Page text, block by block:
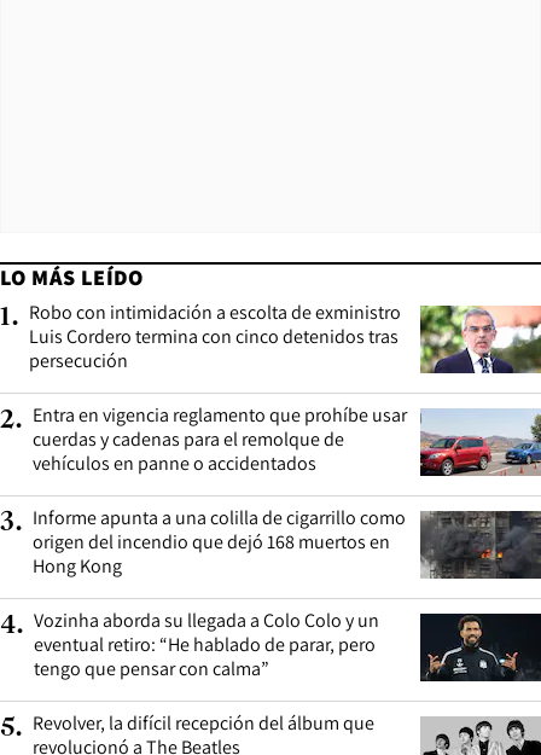
LO MÁS LEÍDO
1. Robo con intimidación a escolta de exministro
Luis Cordero termina con cinco detenidos tras
persecución
2. Entra en vigencia reglamento que prohíbe usar
cuerdas y cadenas para el remolque de
vehículos en panne o accidentados
3. Informe apunta a una colilla de cigarrillo como
origen del incendio que dejó 168 muertos en
Hong Kong
4. Vozinha aborda su llegada a Colo Colo y un
eventual retiro: “He hablado de parar, pero
tengo que pensar con calma”
5. Revolver, la difícil recepción del álbum que
revolucionó a The Beatles